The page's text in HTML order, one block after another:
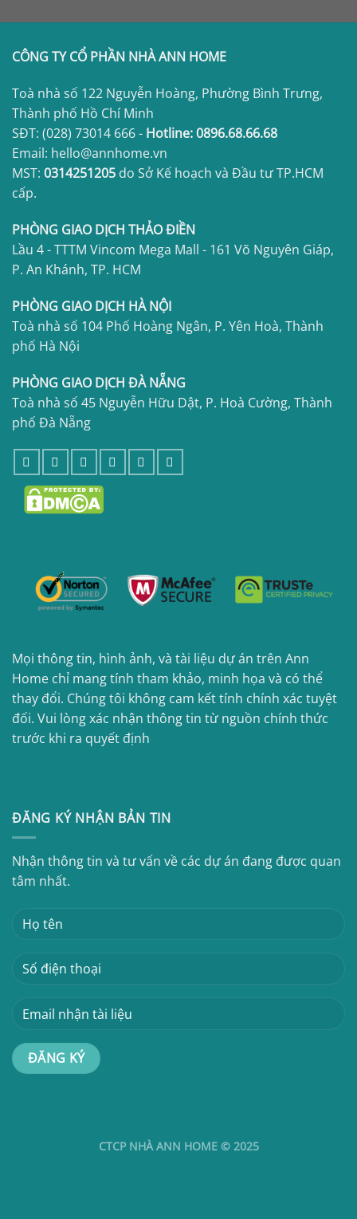
CÔNG TY CỔ PHẦN NHÀ ANN HOME
Toà nhà số 122 Nguyễn Hoàng, Phường Bình Trưng,
Thành phố Hồ Chí Minh
SĐT: (028) 73014 666- Hotline:0896.68.66.68
Email: hello@annhome.vn
MST: 0314251205 do Sở Kế hoạch và Đầu tư TP.HCM
cấp.
PHÒNG GIAO DỊCH THẢO ĐIỀN
Lầu 4 - TTTM Vincom Mega Mall - 161 Võ Nguyên Giáp,
P. An Khánh, TP. HCM
PHÒNG GIAO DỊCH HÀ NỘI
Toà nhà số 104 Phố Hoàng Ngân, P. Yên Hoà, Thành
phố Hà Nội
PHÒNG GIAO DỊCH ĐÀ NẴNG
Toà nhà số 45 Nguyễn Hữu Dật, P. Hoà Cường, Thành
phố Đà Nẵng
Mọi thông tin, hình ảnh, và tài liệu dự án trên Ann
Home chỉ mang tính tham khảo, minh họa và có thể
thay đổi. Chúng tôi không cam kết tính chính xác tuyệt
đối. Vui lòng xác nhận thông tin từ nguồn chính thức
trước khi ra quyết định
ĐĂNG KÝ NHẬN BẢN TIN
Nhận thông tin và tư vấn về các dự án đang được quan
tâm nhất.
CTCP NHÀ ANN HOME © 2025